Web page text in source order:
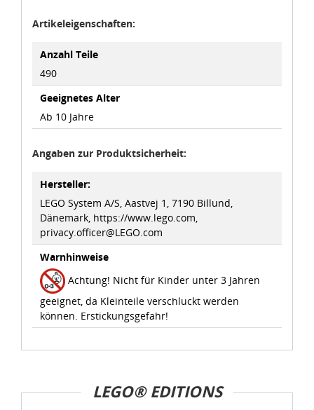
Artikeleigenschaften:
Anzahl Teile
490
Geeignetes Alter
Ab 10 Jahre
Angaben zur Produktsicherheit:
Hersteller:
LEGO System A/S, Aastvej 1, 7190 Billund,
Dänemark, https://www.lego.com,
privacy.officer@LEGO.com
Warnhinweise
Achtung! Nicht für Kinder unter 3 Jahren
geeignet, da Kleinteile verschluckt werden
können. Erstickungsgefahr!
LEGO® EDITIONS